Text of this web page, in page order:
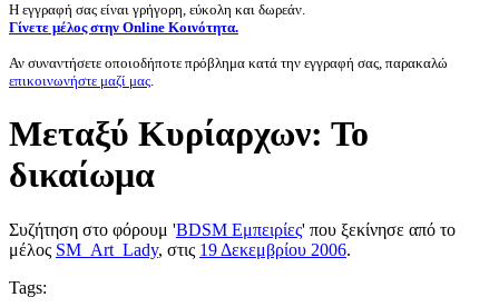
Η εγγραφή σας είναι γρήγορη, εύκολη και δωρεάν.
Γίνετε μέλος στην Online Κοινότητα.
Αν συναντήσετε οποιοδήποτε πρόβλημα κατά την εγγραφή σας, παρακαλώ
επικοινωνήστε μαζί μας.
Μεταξύ Κυρίαρχων: Το
δικαίωμα
Συζήτηση στο φόρουμ 'BDSM Εμπειρίες' που ξεκίνησε από το
μέλος SM_Art_Lady, στις 19 Δεκεμβρίου 2006.
Tags: